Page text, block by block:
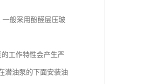
般采用酚醛层压玻
工作特性会产生严
潜油泵的下面安装油